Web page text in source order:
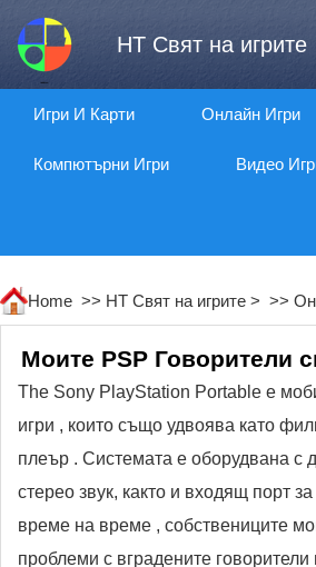
HT Свят на игрите
Игри И Карти Онлайн Игри
Компютърни Игри Видео
Home >> HT Свят на игрите > >>
Моите PSP Говорители
The Sony PlayStation Portable е
игри , които също удвоява като
плеър . Системата е оборудвана с
стерео звук, както и входящ порт
време на време , собствениците
проблеми с вградените